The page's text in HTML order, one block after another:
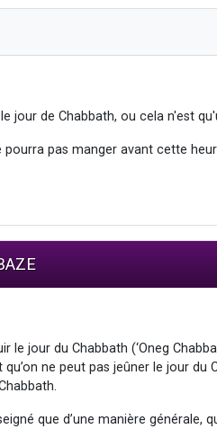
jour de Chabbath, ou cela n'est
pas manger avant cette
le jour du Chabbath (‘Oneg
ne peut pas jeûner le jour du
que d’une manière générale,